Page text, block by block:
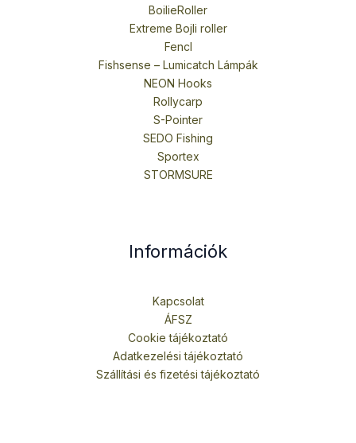
BoilieRoller
Extreme Bojli roller
Fencl
Fishsense – Lumicatch Lámpák
NEON Hooks
Rollycarp
S-Pointer
SEDO Fishing
Sportex
STORMSURE
Információk
Kapcsolat
ÁFSZ
Cookie tájékoztató
Adatkezelési tájékoztató
Szállítási és fizetési tájékoztató